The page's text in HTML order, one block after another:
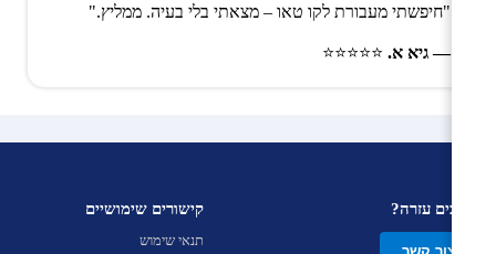
"חיפשתי מעבורת לקו טאו – מצאתי בלי בעיה. ממליץ."
— גיא א. ⭐⭐⭐⭐⭐
צריכים עזרה? קישורים שימושיים
תנאי שימוש